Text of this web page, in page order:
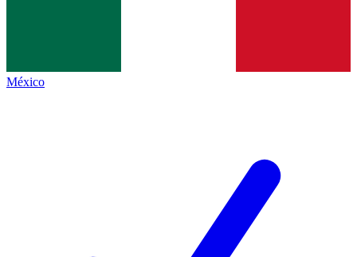
México